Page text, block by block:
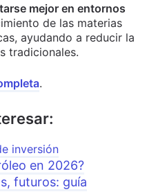
mejor en entornos
de las materias
ayudando a reducir la
tradicionales.
.
inversión
en 2026?
futuros: guía